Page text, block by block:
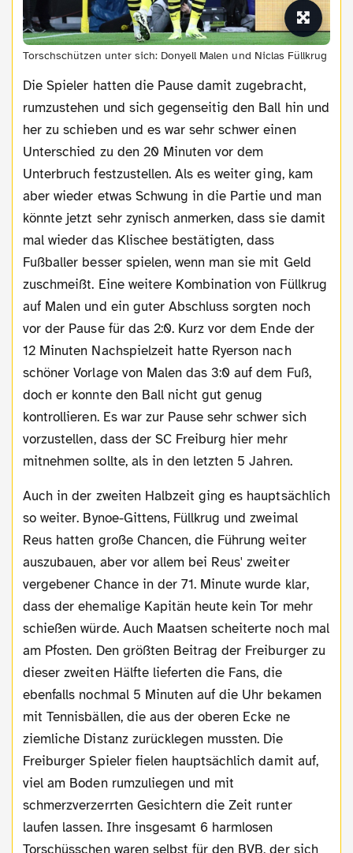
Torschschützen unter sich: Donyell Malen und Niclas Füllkrug
Die Spieler hatten die Pause damit zugebracht,
rumzustehen und sich gegenseitig den Ball hin und
her zu schieben und es war sehr schwer einen
Unterschied zu den 20 Minuten vor dem
Unterbruch festzustellen. Als es weiter ging, kam
aber wieder etwas Schwung in die Partie und man
könnte jetzt sehr zynisch anmerken, dass sie damit
mal wieder das Klischee bestätigten, dass
Fußballer besser spielen, wenn man sie mit Geld
zuschmeißt. Eine weitere Kombination von Füllkrug
auf Malen und ein guter Abschluss sorgten noch
vor der Pause für das 2:0. Kurz vor dem Ende der
12 Minuten Nachspielzeit hatte Ryerson nach
schöner Vorlage von Malen das 3:0 auf dem Fuß,
doch er konnte den Ball nicht gut genug
kontrollieren. Es war zur Pause sehr schwer sich
vorzustellen, dass der SC Freiburg hier mehr
mitnehmen sollte, als in den letzten 5 Jahren.
Auch in der zweiten Halbzeit ging es hauptsächlich
so weiter. Bynoe-Gittens, Füllkrug und zweimal
Reus hatten große Chancen, die Führung weiter
auszubauen, aber vor allem bei Reus' zweiter
vergebener Chance in der 71. Minute wurde klar,
dass der ehemalige Kapitän heute kein Tor mehr
schießen würde. Auch Maatsen scheiterte noch mal
am Pfosten. Den größten Beitrag der Freiburger zu
dieser zweiten Hälfte lieferten die Fans, die
ebenfalls nochmal 5 Minuten auf die Uhr bekamen
mit Tennisbällen, die aus der oberen Ecke ne
ziemliche Distanz zurücklegen mussten. Die
Freiburger Spieler fielen hauptsächlich damit auf,
viel am Boden rumzuliegen und mit
schmerzverzerrten Gesichtern die Zeit runter
laufen lassen. Ihre insgesamt 6 harmlosen
Torschüsschen waren selbst für den BVB, der sich